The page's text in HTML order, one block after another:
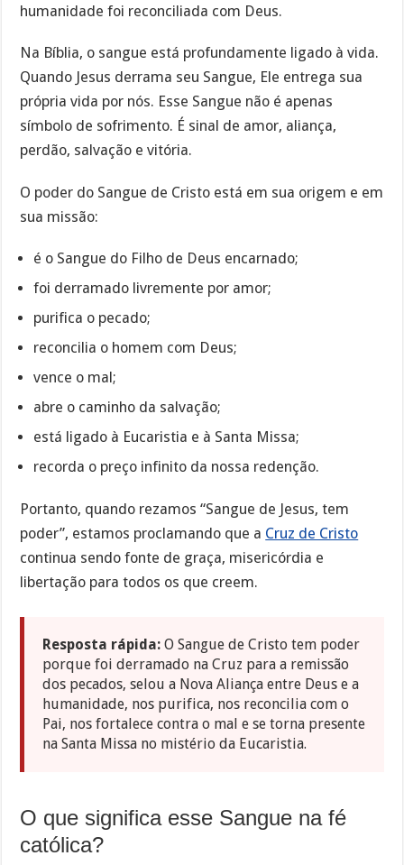
humanidade foi reconciliada com Deus.
Na Bíblia, o sangue está profundamente ligado à vida.
Quando Jesus derrama seu Sangue, Ele entrega sua
própria vida por nós. Esse Sangue não é apenas
símbolo de sofrimento. É sinal de amor, aliança,
perdão, salvação e vitória.
O poder do Sangue de Cristo está em sua origem e em
sua missão:
é o Sangue do Filho de Deus encarnado;
foi derramado livremente por amor;
purifica o pecado;
reconcilia o homem com Deus;
vence o mal;
abre o caminho da salvação;
está ligado à Eucaristia e à Santa Missa;
recorda o preço infinito da nossa redenção.
Portanto, quando rezamos “Sangue de Jesus, tem
poder”, estamos proclamando que a Cruz de Cristo
continua sendo fonte de graça, misericórdia e
libertação para todos os que creem.
Resposta rápida: O Sangue de Cristo tem poder
porque foi derramado na Cruz para a remissão
dos pecados, selou a Nova Aliança entre Deus e a
humanidade, nos purifica, nos reconcilia com o
Pai, nos fortalece contra o mal e se torna presente
na Santa Missa no mistério da Eucaristia.
O que significa esse Sangue na fé
católica?